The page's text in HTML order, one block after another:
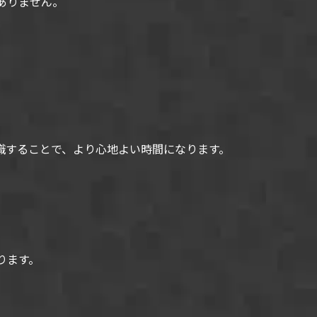
ることで、より心地よい時間になります。
す。